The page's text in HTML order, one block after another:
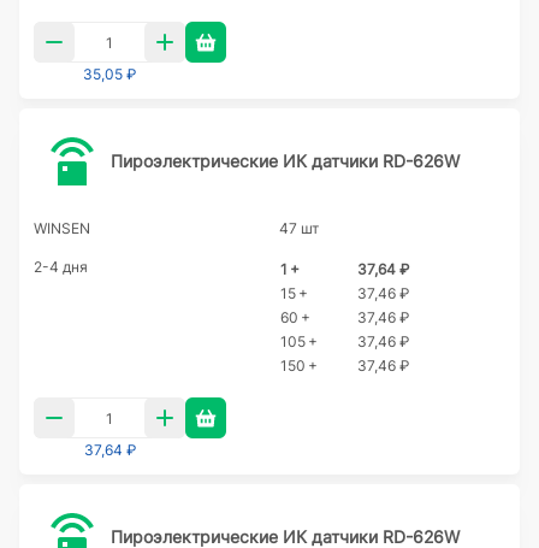
35,05 ₽
Пироэлектрические ИК датчики RD-626W
WINSEN 47 шт
2-4 дня 1 +
37,64 ₽
15 +
37,46 ₽
60 +
37,46 ₽
105 +
37,46 ₽
150 +
37,46 ₽
37,64 ₽
Пироэлектрические ИК датчики RD-626W